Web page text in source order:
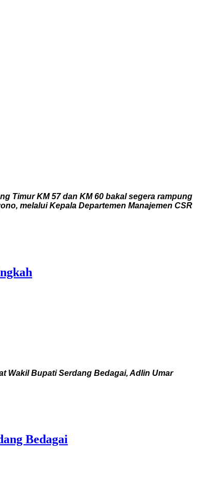
Timur KM 57 dan KM 60 bakal segera rampung
melalui Kepala Departemen Manajemen CSR
Wakil Bupati Serdang Bedagai, Adlin Umar
Bedagai